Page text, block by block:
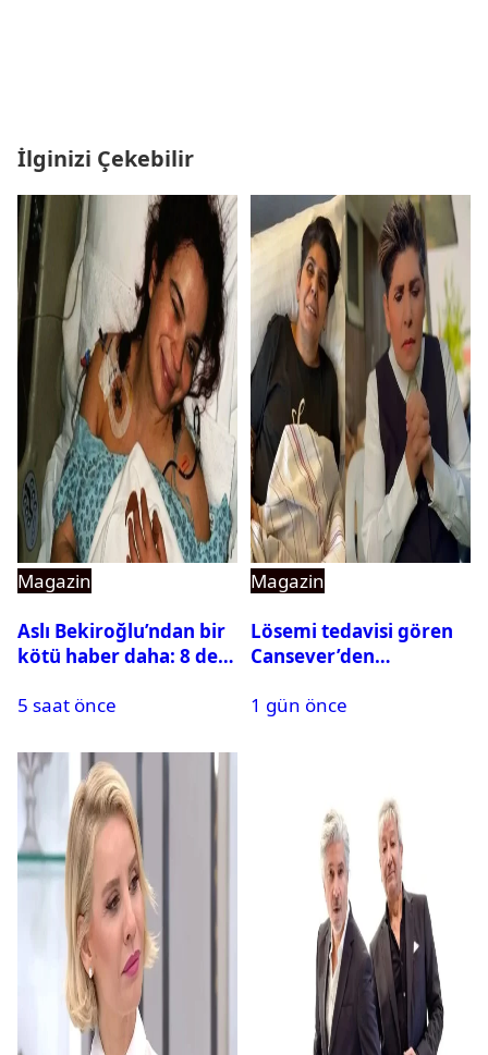
İlginizi Çekebilir
Magazin
Aslı Bekiroğlu’ndan bir
kötü haber daha: 8 defa
5 saat önce
Magazin
Lösemi tedavisi gören
Cansever’den
1 gün önce